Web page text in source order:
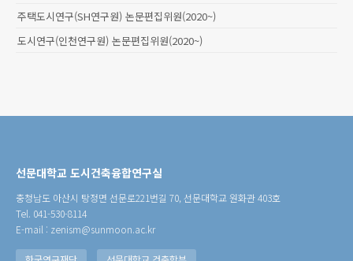
주택도시연구(SH연구원) 논문편집위원(2020~)
도시연구(인천연구원) 논문편집위원(2020~)
선문대학교 도시건축융합연구실
충청남도 아산시 탕정면 선문로221번길 70, 선문대학교 원화관 403호
Tel. 041-530-8114
E-mail : zenism@sunmoon.ac.kr